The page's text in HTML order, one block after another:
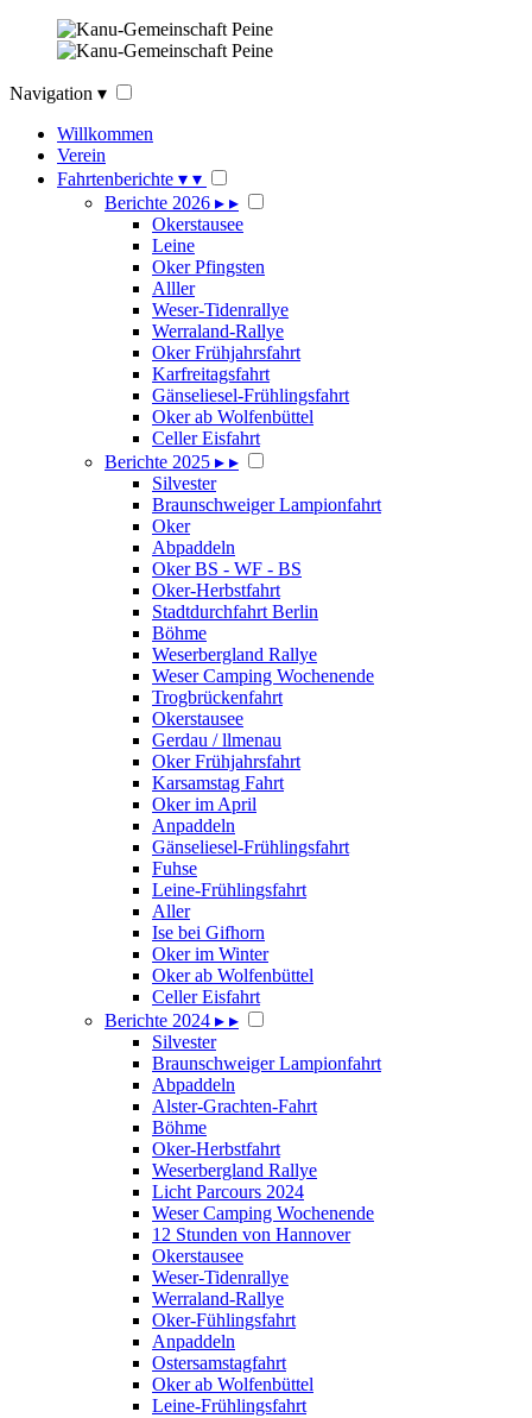
Navigation ▾
Willkommen
Verein
Fahrtenberichte ▾ ▾
Berichte 2026 ▸ ▸
Okerstausee
Leine
Oker Pfingsten
Alller
Weser-Tidenrallye
Werraland-Rallye
Oker Frühjahrsfahrt
Karfreitagsfahrt
Gänseliesel-Frühlingsfahrt
Oker ab Wolfenbüttel
Celler Eisfahrt
Berichte 2025 ▸ ▸
Silvester
Braunschweiger Lampionfahrt
Oker
Abpaddeln
Oker BS - WF - BS
Oker-Herbstfahrt
Stadtdurchfahrt Berlin
Böhme
Weserbergland Rallye
Weser Camping Wochenende
Trogbrückenfahrt
Okerstausee
Gerdau / llmenau
Oker Frühjahrsfahrt
Karsamstag Fahrt
Oker im April
Anpaddeln
Gänseliesel-Frühlingsfahrt
Fuhse
Leine-Frühlingsfahrt
Aller
Ise bei Gifhorn
Oker im Winter
Oker ab Wolfenbüttel
Celler Eisfahrt
Berichte 2024 ▸ ▸
Silvester
Braunschweiger Lampionfahrt
Abpaddeln
Alster-Grachten-Fahrt
Böhme
Oker-Herbstfahrt
Weserbergland Rallye
Licht Parcours 2024
Weser Camping Wochenende
12 Stunden von Hannover
Okerstausee
Weser-Tidenrallye
Werraland-Rallye
Oker-Fühlingsfahrt
Anpaddeln
Ostersamstagfahrt
Oker ab Wolfenbüttel
Leine-Frühlingsfahrt